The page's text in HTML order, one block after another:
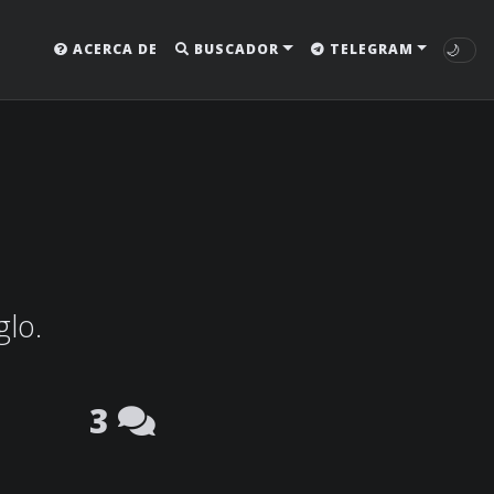
ACERCA DE BUSCADOR TELEGRAM 🌙
3